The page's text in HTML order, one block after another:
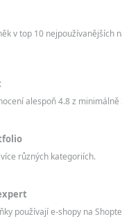
v top 10 nejpoužívanějších
alespoň 4.8 z minimálně
různých kategoriích.
používají e-shopy na